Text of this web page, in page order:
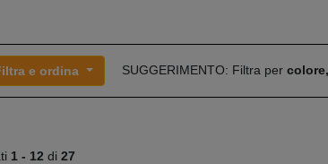
e ordina SUGGERIMENTO: Filtra per
1 - 12 di 27